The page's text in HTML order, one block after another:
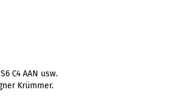
C4 AAN usw.
Krümmer.